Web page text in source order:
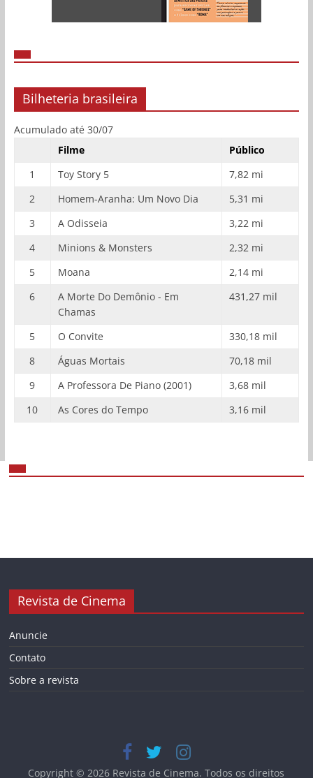
Bilheteria brasileira
Acumulado até 30/07
Filme
Público
1
Toy Story 5
7,82 mi
2
Homem-Aranha: Um Novo Dia
5,31 mi
3
A Odisseia
3,22 mi
4
Minions & Monsters
2,32 mi
5
Moana
2,14 mi
6
A Morte Do Demônio - Em
Chamas
431,27 mil
5 O Convite
330,18 mil
8
Águas Mortais
70,18 mil
9
A Professora De Piano (2001)
3,68 mil
10
As Cores do Tempo 3,16 mil
Revista de Cinema
Anuncie
Contato
Sobre a revista
Copyright © 2026 Revista de Cinema. Todos os direitos